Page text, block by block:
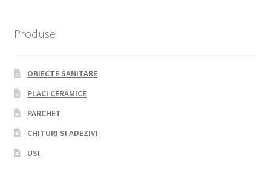
Produse
OBIECTE SANITARE
PLACI CERAMICE
PARCHET
CHITURI SI ADEZIVI
USI